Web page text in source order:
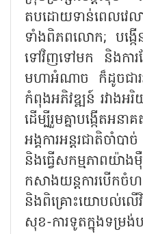
តបដោយទាន់ពេលវេល
ទាំងពិភពលោក; បង្កើ
ទៅវិញទៅមក និងការ
មហាអំណាច ក៏ដូចជារ
កំពុងអភិវឌ្ឍន៍ រវាងអ
ដើម្បីរួមគ្នាបង្កើត
អង្គការអន្តរជាតិចាំប
និងធ្វើសកម្មភាពយ៉ា
កសាងយន្តការបើកចំ
និងពិគ្រោះយោបល់ល
សុខ-ការទូតក្នុងទម្រ